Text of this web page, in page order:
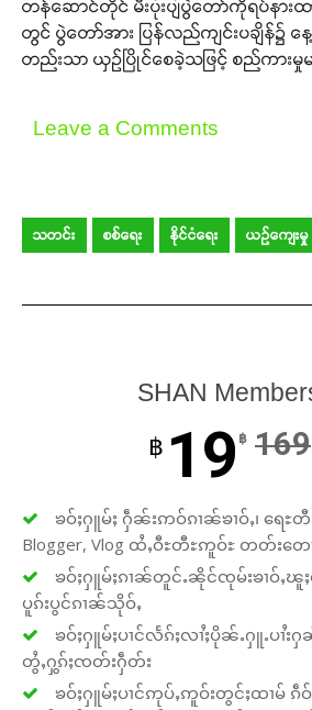
တန်ဆောင်တိုင် မီးပုံးပျံပွဲတော်ကိုရပ်နားထာ
တွင် ပွဲတော်အား ပြန်လည်ကျင်းပချိန်၌ န
တည်းသာ ယှဉ်ပြိုင်စေခဲ့သဖြင့် စည်ကားမှု
Leave a Comments
သတင်း စစ်ရေး နိုင်ငံရေး ယဉ်ကျေးမှု
SHAN
฿ 19 ฿ 169
ၶဝ်ႈႁူမ်ႈ ႁဵၼ်းဢဝ်ၵၢၼ်ၶၢဝ်ႇ၊ ရေႊတီ
Blogger, Vlog ထႆႇဝီႊတီႊဢူဝ်ႊ တတ်းတ
ၶဝ်ႈႁူမ်ႈၵၢၼ်တူင်ႉၼိုင်ၸုမ်းၶၢဝ်ႇၽူႈ
ပူၵ်းပွင်ၵၢၼ်သိုဝ်ႇ
ၶဝ်ႈႁူမ်ႈပၢင်လႅၵ်ႈလၢႆႈပိုၼ်ႉႁူႉပၢႆ
တွႆႇႁွၵ်ႈၸတ်းႁဵတ်း
ၶဝ်ႈႁူမ်ႈပၢင်ဢုပ်ႇဢူဝ်းတွင်ႈထၢမ် ၵဵဝ်